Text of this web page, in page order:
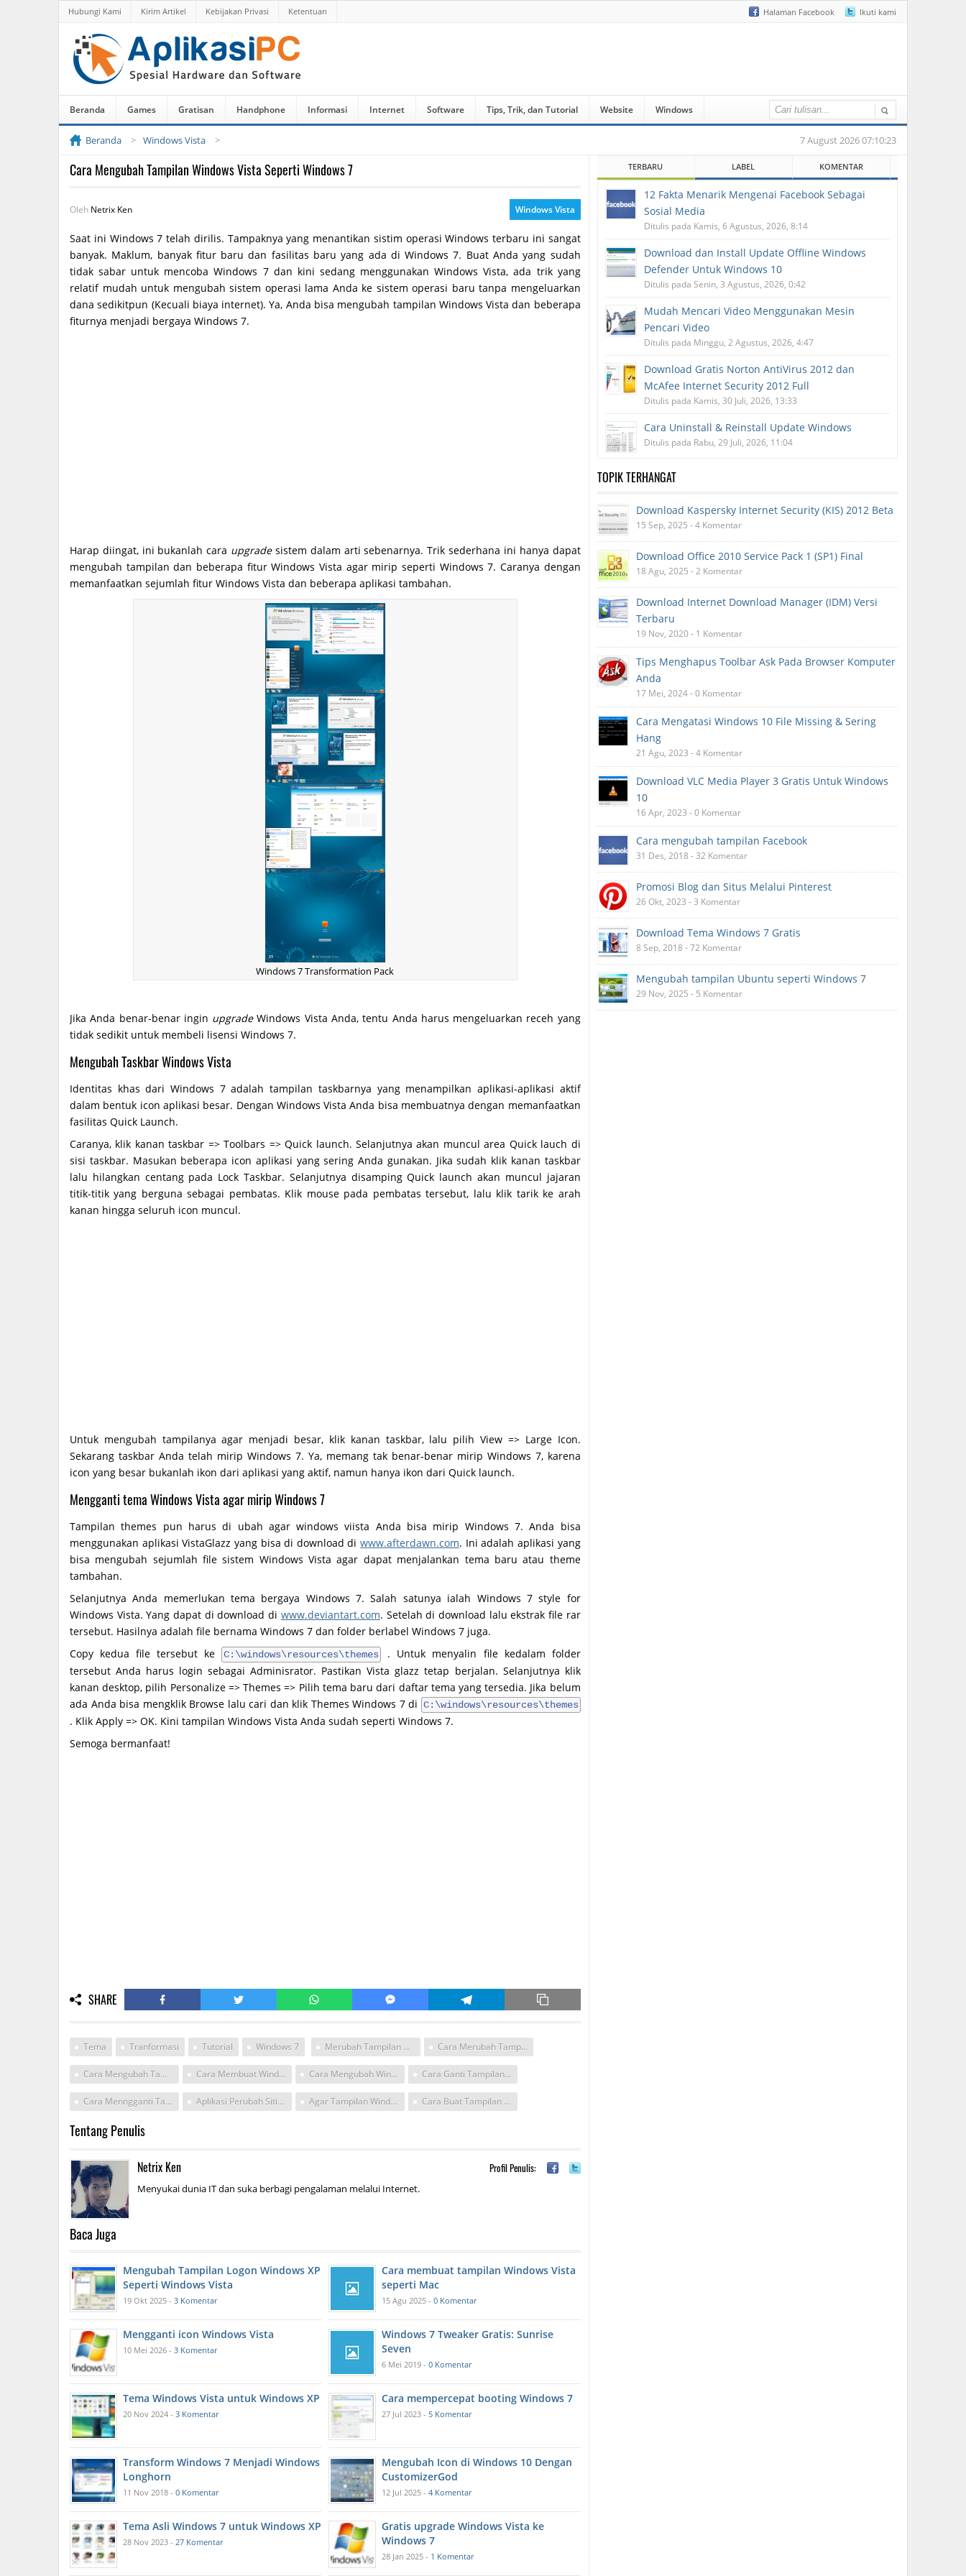
Halaman Facebook Ikuti kami
Hubungi Kami Kirim Artikel Kebijakan Privasi Ketentuan
Beranda Games Gratisan Handphone Informasi Internet Software Tips, Trik, dan Tutorial Website Windows
Beranda Windows Vista 7 August 2026 07:10:23
Cara Mengubah Tampilan Windows Vista Seperti Windows 7
Oleh Netrix Ken Windows Vista
Saat ini Windows 7 telah dirilis. Tampaknya yang menantikan sistim operasi Windows terbaru ini sangat
banyak. Maklum, banyak fitur baru dan fasilitas baru yang ada di Windows 7. Buat Anda yang sudah
tidak sabar untuk mencoba Windows 7 dan kini sedang menggunakan Windows Vista, ada trik yang
relatif mudah untuk mengubah sistem operasi lama Anda ke sistem operasi baru tanpa mengeluarkan
dana sedikitpun (Kecuali biaya internet). Ya, Anda bisa mengubah tampilan Windows Vista dan beberapa
fiturnya menjadi bergaya Windows 7.
Harap diingat, ini bukanlah cara upgradesistem dalam arti sebenarnya. Trik sederhana ini hanya dapat
mengubah tampilan dan beberapa fitur Windows Vista agar mirip seperti Windows 7. Caranya dengan
memanfaatkan sejumlah fitur Windows Vista dan beberapa aplikasi tambahan.
Windows 7 Transformation Pack
Jika Anda benar-benar ingin upgradeWindows Vista Anda, tentu Anda harus mengeluarkan receh yang
tidak sedikit untuk membeli lisensi Windows 7.
Mengubah Taskbar Windows Vista
Identitas khas dari Windows 7 adalah tampilan taskbarnya yang menampilkan aplikasi-aplikasi aktif
dalam bentuk icon aplikasi besar. Dengan Windows Vista Anda bisa membuatnya dengan memanfaatkan
fasilitas Quick Launch.
Caranya, klik kanan taskbar => Toolbars => Quick launch. Selanjutnya akan muncul area Quick lauch di
sisi taskbar. Masukan beberapa icon aplikasi yang sering Anda gunakan. Jika sudah klik kanan taskbar
lalu hilangkan centang pada Lock Taskbar. Selanjutnya disamping Quick launch akan muncul jajaran
titik-titik yang berguna sebagai pembatas. Klik mouse pada pembatas tersebut, lalu klik tarik ke arah
kanan hingga seluruh icon muncul.
Untuk mengubah tampilanya agar menjadi besar, klik kanan taskbar, lalu pilih View => Large Icon.
Sekarang taskbar Anda telah mirip Windows 7. Ya, memang tak benar-benar mirip Windows 7, karena
icon yang besar bukanlah ikon dari aplikasi yang aktif, namun hanya ikon dari Quick launch.
Mengganti tema Windows Vista agar mirip Windows 7
Tampilan themes pun harus di ubah agar windows viista Anda bisa mirip Windows 7. Anda bisa
menggunakan aplikasi VistaGlazz yang bisa di download diwww.afterdawn.com. Ini adalah aplikasi yang
bisa mengubah sejumlah file sistem Windows Vista agar dapat menjalankan tema baru atau theme
tambahan.
Selanjutnya Anda memerlukan tema bergaya Windows 7. Salah satunya ialah Windows 7 style for
Windows Vista. Yang dapat di download di www.deviantart.com. Setelah di download lalu ekstrak file rar
tersebut. Hasilnya adalah file bernama Windows 7 dan folder berlabel Windows 7 juga.
Copy kedua file tersebut ke
C:\windows\resources\themes
. Untuk menyalin file kedalam folder
tersebut Anda harus login sebagai Adminisrator. Pastikan Vista glazz tetap berjalan. Selanjutnya klik
kanan desktop, pilih Personalize => Themes => Pilih tema baru dari daftar tema yang tersedia. Jika belum
ada Anda bisa mengklik Browse lalu cari dan klik Themes Windows 7 di C:\windows\resources\themes
. Klik Apply => OK. Kini tampilan Windows Vista Anda sudah seperti Windows 7.
Semoga bermanfaat!
SHARE
Tema Tranformasi Tutorial Windows 7 Merubah Tampilan Android Menjadi Windows Xp Cara Merubah Tampilan Windows Vista Menjadi Windowa 7
Cara Mengubah Tampilan Android Seperti Windows Vista Cara Membuat Windows Vista Mirip Dengan Windowa Cara Mengubah Windows Vista Wondows Tampilan Cara Ganti Tampilan Winfows Vista Windows
Cara Menngganti Tampilan Windows Vista Windows Aplikasi Perubah Sitim Windows Menjadi Sistem Android Agar Tampilan Windows Seperti Windows Cara Buat Tampilan Vista
Tentang Penulis
Netrix Ken Profil Penulis:
Menyukai dunia IT dan suka berbagi pengalaman melalui Internet.
Baca Juga
Mengubah Tampilan Logon Windows XP
Seperti Windows Vista
19 Okt 2025 - 3 Komentar
Cara membuat tampilan Windows Vista
seperti Mac
15 Agu 2025 -0 Komentar
Mengganti icon Windows Vista
10 Mei 2026 - 3 Komentar
Windows 7 Tweaker Gratis: Sunrise
Seven
6 Mei 2019 -0 Komentar
Tema Windows Vista untuk Windows XP
20 Nov 2024 - 3 Komentar
Cara mempercepat booting Windows 7
27 Jul 2023 -5 Komentar
Transform Windows 7 Menjadi Windows
Longhorn
11 Nov 2018 - 0 Komentar
Mengubah Icon di Windows 10 Dengan
CustomizerGod
12 Jul 2025 -4 Komentar
Tema Asli Windows 7 untuk Windows XP
28 Nov 2023 - 27 Komentar
Gratis upgrade Windows Vista ke
Windows 7
28 Jan 2025 - 1 Komentar
TERBARU LABEL KOMENTAR
12 Fakta Menarik Mengenai Facebook Sebagai
Sosial Media
Ditulis pada Kamis, 6 Agustus, 2026, 8:14
Download dan Install Update Offline Windows
Defender Untuk Windows 10
Ditulis pada Senin, 3 Agustus, 2026, 0:42
Mudah Mencari Video Menggunakan Mesin
Pencari Video
Ditulis pada Minggu, 2 Agustus, 2026, 4:47
Download Gratis Norton AntiVirus 2012 dan
McAfee Internet Security 2012 Full
Ditulis pada Kamis, 30 Juli, 2026, 13:33
Cara Uninstall & Reinstall Update Windows
Ditulis pada Rabu, 29 Juli, 2026, 11:04
TOPIK TERHANGAT
Download Kaspersky Internet Security (KIS) 2012 Beta
15 Sep, 2025 - 4 Komentar
Download Office 2010 Service Pack 1 (SP1) Final
18 Agu, 2025 - 2 Komentar
Download Internet Download Manager (IDM) Versi
Terbaru
19 Nov, 2020 - 1 Komentar
Tips Menghapus Toolbar Ask Pada Browser Komputer
Anda
17 Mei, 2024 - 0 Komentar
Cara Mengatasi Windows 10 File Missing & Sering
Hang
21 Agu, 2023 - 4 Komentar
Download VLC Media Player 3 Gratis Untuk Windows
10
16 Apr, 2023 - 0 Komentar
Cara mengubah tampilan Facebook
31 Des, 2018 - 32 Komentar
Promosi Blog dan Situs Melalui Pinterest
26 Okt, 2023 - 3 Komentar
Download Tema Windows 7 Gratis
8 Sep, 2018 - 72 Komentar
Mengubah tampilan Ubuntu seperti Windows 7
29 Nov, 2025 - 5 Komentar